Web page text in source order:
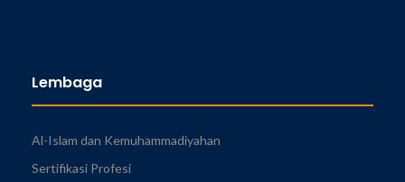
Lembaga
Al-Islam dan Kemuhammadiyahan
Sertifikasi Profesi